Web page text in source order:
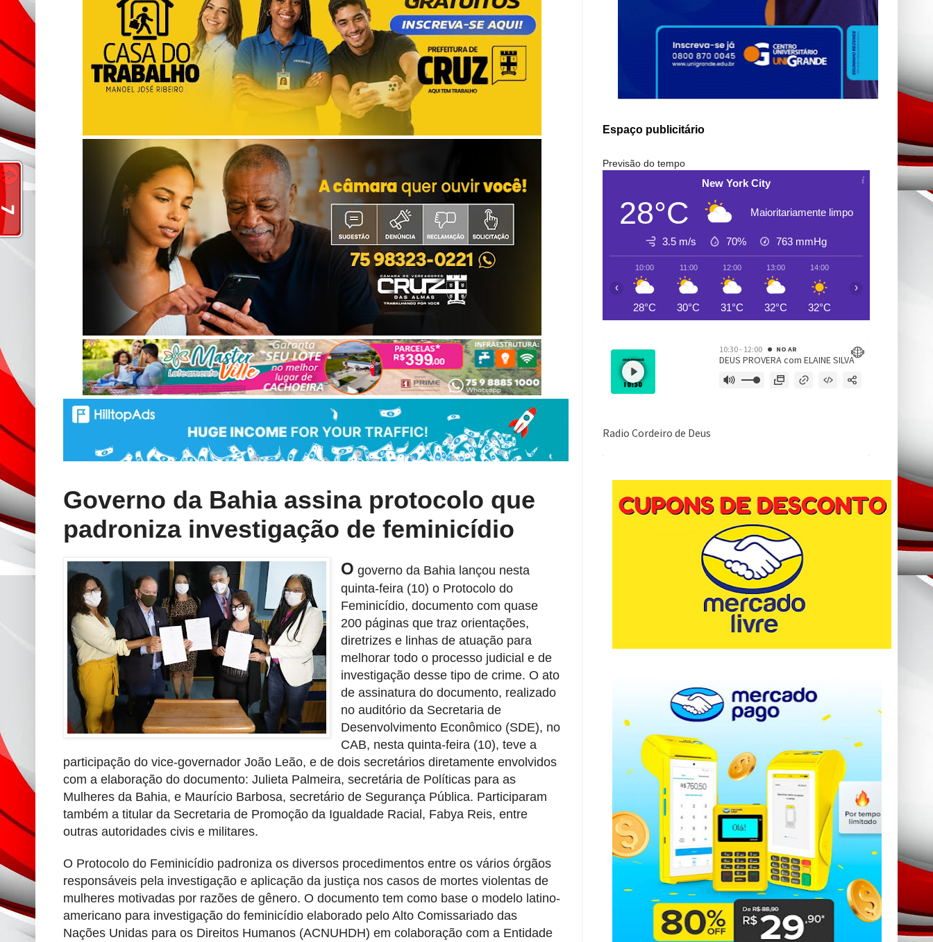
Governo da Bahia assina protocolo que
padroniza investigação de feminicídio
O governo da Bahia lançou nesta
quinta-feira (10) o Protocolo do
Feminicídio, documento com quase
200 páginas que traz orientações,
diretrizes e linhas de atuação para
melhorar todo o processo judicial e de
investigação desse tipo de crime. O ato
de assinatura do documento, realizado
no auditório da Secretaria de
Desenvolvimento Econômico (SDE), no
CAB, nesta quinta-feira (10), teve a
participação do vice-governador João Leão, e de dois secretários diretamente envolvidos
com a elaboração do documento: Julieta Palmeira, secretária de Políticas para as
Mulheres da Bahia, e Maurício Barbosa, secretário de Segurança Pública. Participaram
também a titular da Secretaria de Promoção da Igualdade Racial, Fabya Reis, entre
outras autoridades civis e militares.
O Protocolo do Feminicídio padroniza os diversos procedimentos entre os vários órgãos
responsáveis pela investigação e aplicação da justiça nos casos de mortes violentas de
mulheres motivadas por razões de gênero. O documento tem como base o modelo latino-
americano para investigação do feminicídio elaborado pelo Alto Comissariado das
Nações Unidas para os Direitos Humanos (ACNUHDH) em colaboração com a Entidade
Espaço publicitário
Previsão do tempo
New York City
28°C Maioritariamente limpo
3.5 m/s 70% 763 mmHg
10:00
28°C
11:00
30°C
12:00
31°C
13:00
32°C
14:00
32°C
‹ ›